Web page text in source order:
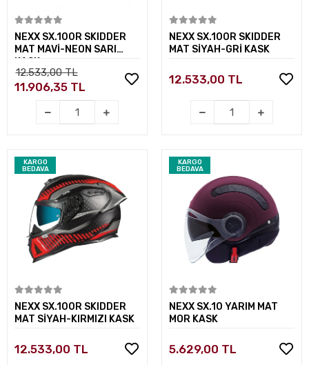
Sepete Ekle
NEXX SX.100R SKIDDER
MAT MAVİ-NEON SARI
KASK
12.533,00 TL
11.906,35 TL
Sepete Ekle
NEXX SX.100R SKIDDER
MAT SİYAH-GRİ KASK
12.533,00 TL
KARGO
BEDAVA
Sepete Ekle
NEXX SX.100R SKIDDER
MAT SİYAH-KIRMIZI KASK
12.533,00 TL
KARGO
BEDAVA
Sepete Ekle
NEXX SX.10 YARIM MAT
MOR KASK
5.629,00 TL